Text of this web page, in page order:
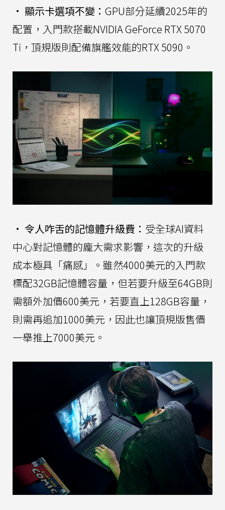
• 顯示卡選項不變： GPU部分延續2025年的
配置，入門款搭載NVIDIA GeForce RTX 5070
Ti，頂規版則配備旗艦效能的RTX 5090。
• 令人咋舌的記憶體升級費： 受全球AI資料
中心對記憶體的龐大需求影響，這次的升級
成本極具「痛感」。雖然4000美元的入門款
標配32GB記憶體容量，但若要升級至64GB則
需額外加價600美元，若要直上128GB容量，
則需再追加1000美元，因此也讓頂規版售價
一舉推上7000美元。